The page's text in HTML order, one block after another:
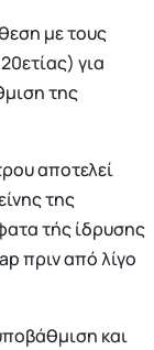
με τους
για
της
αποτελεί
της
τής ίδρυσης
πριν από λίγο
και